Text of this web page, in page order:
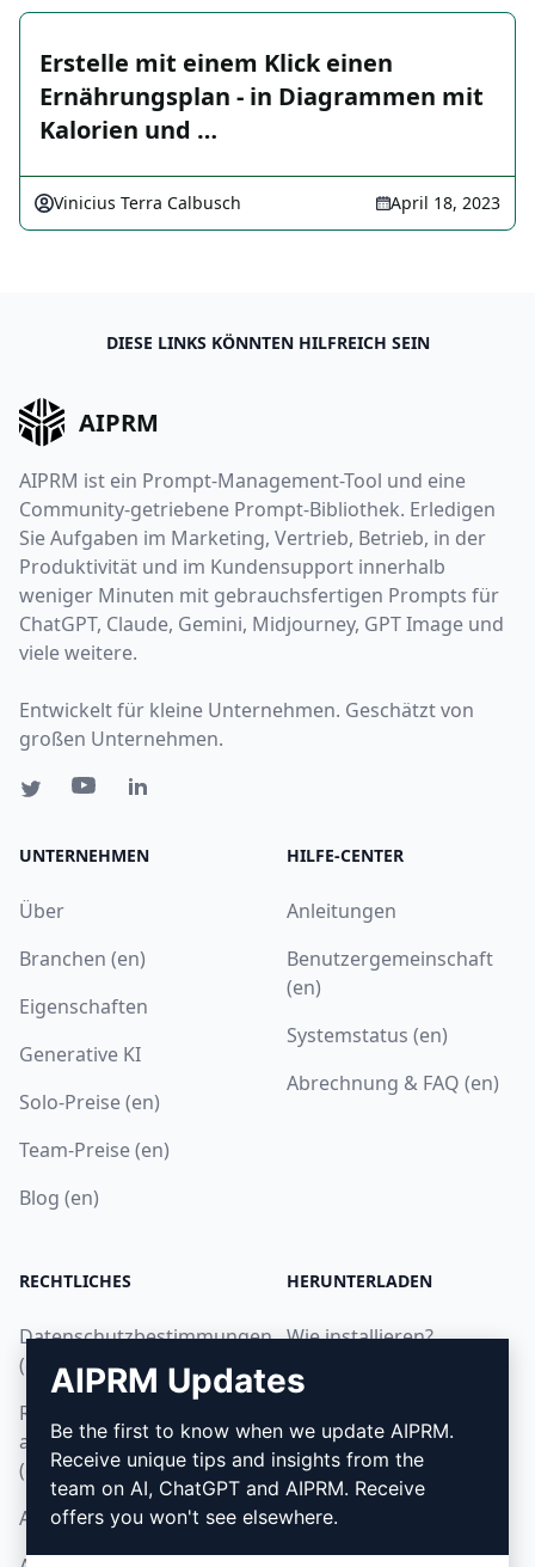
Erstelle mit einem Klick einen
Ernährungsplan - in Diagrammen mit
Kalorien und …
Vinicius Terra Calbusch April 18, 2023
DIESE LINKS KÖNNTEN HILFREICH SEIN
AIPRM
AIPRM ist ein Prompt-Management-Tool und eine
Community-getriebene Prompt-Bibliothek. Erledigen
Sie Aufgaben im Marketing, Vertrieb, Betrieb, in der
Produktivität und im Kundensupport innerhalb
weniger Minuten mit gebrauchsfertigen Prompts für
ChatGPT, Claude, Gemini, Midjourney, GPT Image und
viele weitere.
Entwickelt für kleine Unternehmen. Geschätzt von
großen Unternehmen.
UNTERNEHMEN
Über
Branchen (en)
Eigenschaften
Generative KI
Solo-Preise (en)
Team-Preise (en)
Blog (en)
HILFE-CENTER
Anleitungen
Benutzergemeinschaft
(en)
Systemstatus (en)
Abrechnung & FAQ (en)
RECHTLICHES
Datenschutzbestimmungen
(en)
Richtlinien zur
akzeptablen Nutzung
(en)
AGB (en)
HERUNTERLADEN
Wie installieren?
Google Chrome
Microsoft Edge
AIPRM Updates
Be the first to know when we update AIPRM.
Receive unique tips and insights from the
team on AI, ChatGPT and AIPRM. Receive
offers you won't see elsewhere.